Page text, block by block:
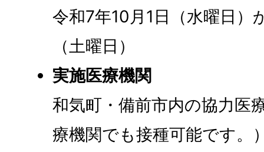
令和7年10月1日（水曜日）
（土曜日）
実施医療機関
和気町・備前市内の協力医
療機関でも接種可能です。